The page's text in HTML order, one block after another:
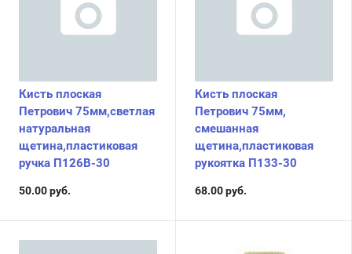
Кисть плоская
Петрович 75мм,светлая
натуральная
щетина,пластиковая
ручка П126В-30
50.00руб.
Кисть плоская
Петрович 75мм,
смешанная
щетина,пластиковая
рукоятка П133-30
68.00руб.